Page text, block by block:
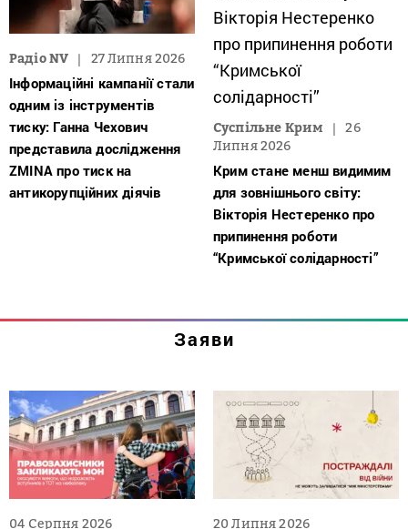
Радіо NV 27 Липня 2026
Інформаційні кампанії стали
одним із інструментів
тиску: Ганна Чехович
представила дослідження
ZMINA про тиск на
антикорупційних діячів
Суспільне Крим
26
Липня 2026
Крим стане менш видимим
для зовнішнього світу:
Вікторія Нестеренко про
припинення роботи
“Кримської солідарності”
Заяви
04 Серпня 2026 20 Липня 2026